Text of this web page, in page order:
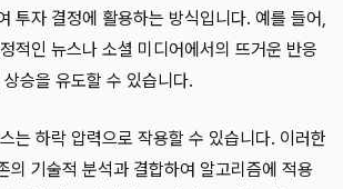
투자 결정에 활용하는 방식입니다. 예를 들어,
적인 뉴스나 소셜 미디어에서의 뜨거운 반응
승을 유도할 수 있습니다.
는 하락 압력으로 작용할 수 있습니다. 이러한
의 기술적 분석과 결합하여 알고리즘에 적용